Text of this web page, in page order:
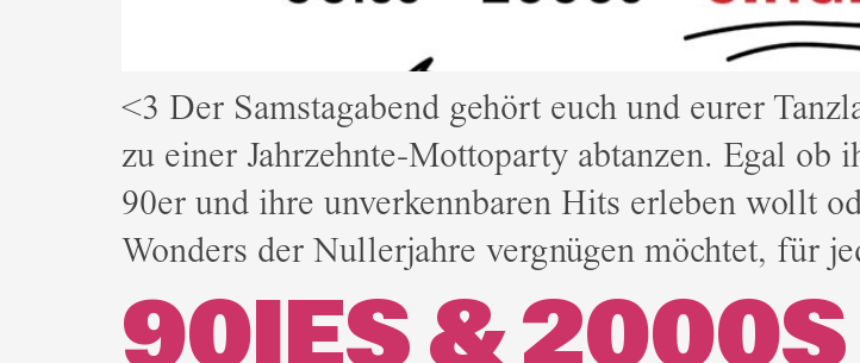
<3 Der Samstagabend gehört euch und eurer
zu einer Jahrzehnte-Mottoparty abtanzen. Egal
90er und ihre unverkennbaren Hits erleben wollt
Wonders der Nullerjahre vergnügen möchtet, für
90IES & 2000S